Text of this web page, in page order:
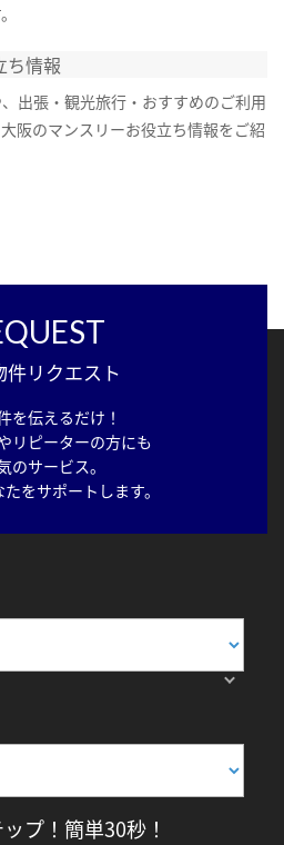
ち情報
出張・観光旅行・おすすめのご利用
阪のマンスリーお役立ち情報をご紹
件リクエスト
を伝えるだけ！
リピーターの方にも
のサービス。
をサポートします。
プ！簡単30秒！